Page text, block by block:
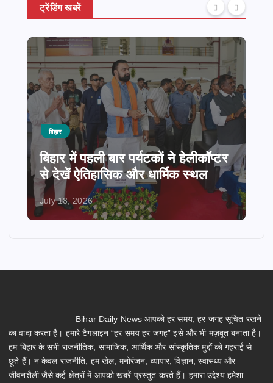
ट्रेंडिंग खबरें
बिहार
बिहार में पहली बार पर्यटकों ने हेलीकॉप्टर
से देखें ऐतिहासिक और धार्मिक स्थल
July 18, 2026
Bihar Daily News आपको हर समय, हर जगह सूचित रखने
का वादा करता है। हमारे टैगलाइन “हर समय हर जगह” इसे और भी मज़बूत बनाता है।
हम बिहार के सभी राजनीतिक, सामाजिक, आर्थिक और सांस्कृतिक मुद्दों को गहराई से
छूते हैं। न केवल राजनीति, हम खेल, मनोरंजन, व्यापार, विज्ञान, स्वास्थ्य और
जीवनशैली जैसे कई क्षेत्रों में आपको खबरें प्रस्तुत करते हैं। हमारा उद्देश्य हमेशा